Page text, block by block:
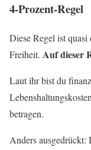
4-Prozent-Regel
Diese Regel ist
Freiheit. Auf dieser
Laut ihr bist du
betragen.
Anders ausgedrückt: